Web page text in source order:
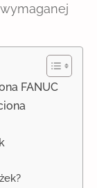
FANUC